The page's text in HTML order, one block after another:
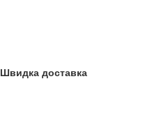
Швидка доставка